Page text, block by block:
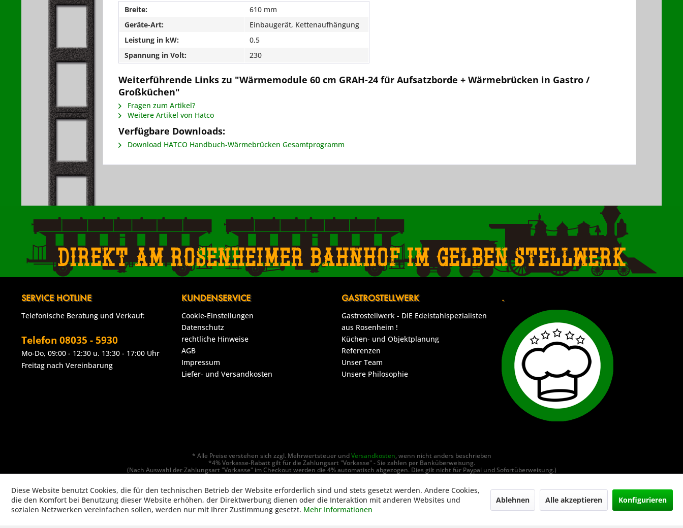
Breite:
610 mm
Geräte-Art:
Einbaugerät, Kettenaufhängung
Leistung in kW:
0,5
Spannung in Volt:
230
Weiterführende Links zu "Wärmemodule 60 cm GRAH-24 für Aufsatzborde + Wärmebrücken in Gastro /
Großküchen"
Fragen zum Artikel?
Weitere Artikel von Hatco
Verfügbare Downloads:
Download HATCO Handbuch-Wärmebrücken Gesamtprogramm
Direkt am Rosenheimer Bahnhof im gelben Stellwerk
SERVICE HOTLINE
Telefonische Beratung und Verkauf:
Telefon 08035 - 5930
Mo-Do, 09:00 - 12:30 u. 13:30 - 17:00 Uhr
Freitag nach Vereinbarung
KUNDENSERVICE
Cookie-Einstellungen
Datenschutz
rechtliche Hinweise
AGB
Impressum
Liefer- und Versandkosten
GASTROSTELLWERK
Gastrostellwerk - DIE Edelstahlspezialisten
aus Rosenheim !
Küchen- und Objektplanung
Referenzen
Unser Team
Unsere Philosophie
.
* Alle Preise verstehen sich zzgl. Mehrwertsteuer undVersandkosten, wenn nicht anders beschrieben
*4% Vorkasse-Rabatt gilt für die Zahlungsart "Vorkasse" - Sie zahlen per Banküberweisung.
(Nach Auswahl der Zahlungsart "Vorkasse" im Checkout werden die 4% automatisch abgezogen. Dies gilt nicht für Paypal und Sofortüberweisung.)
Hinweis: Der GastroXtrem Online-Shop beliefert ausschließlich Unternehmen im Sinne des § 14 BGB (gewerbliche Betriebe), Selbstständige, Vereine, Behörden, betriebliche und soziale Einrichtungen.
Copyright © GastroStellwerk - Alle Rechte vorbehalten - Realisierung:www.77webdesign.de
Diese Website benutzt Cookies, die für den technischen Betrieb der Website erforderlich sind und stets gesetzt werden. Andere Cookies,
die den Komfort bei Benutzung dieser Website erhöhen, der Direktwerbung dienen oder die Interaktion mit anderen Websites und
sozialen Netzwerken vereinfachen sollen, werden nur mit Ihrer Zustimmung gesetzt. Mehr Informationen
Ablehnen Alle akzeptieren Konfigurieren